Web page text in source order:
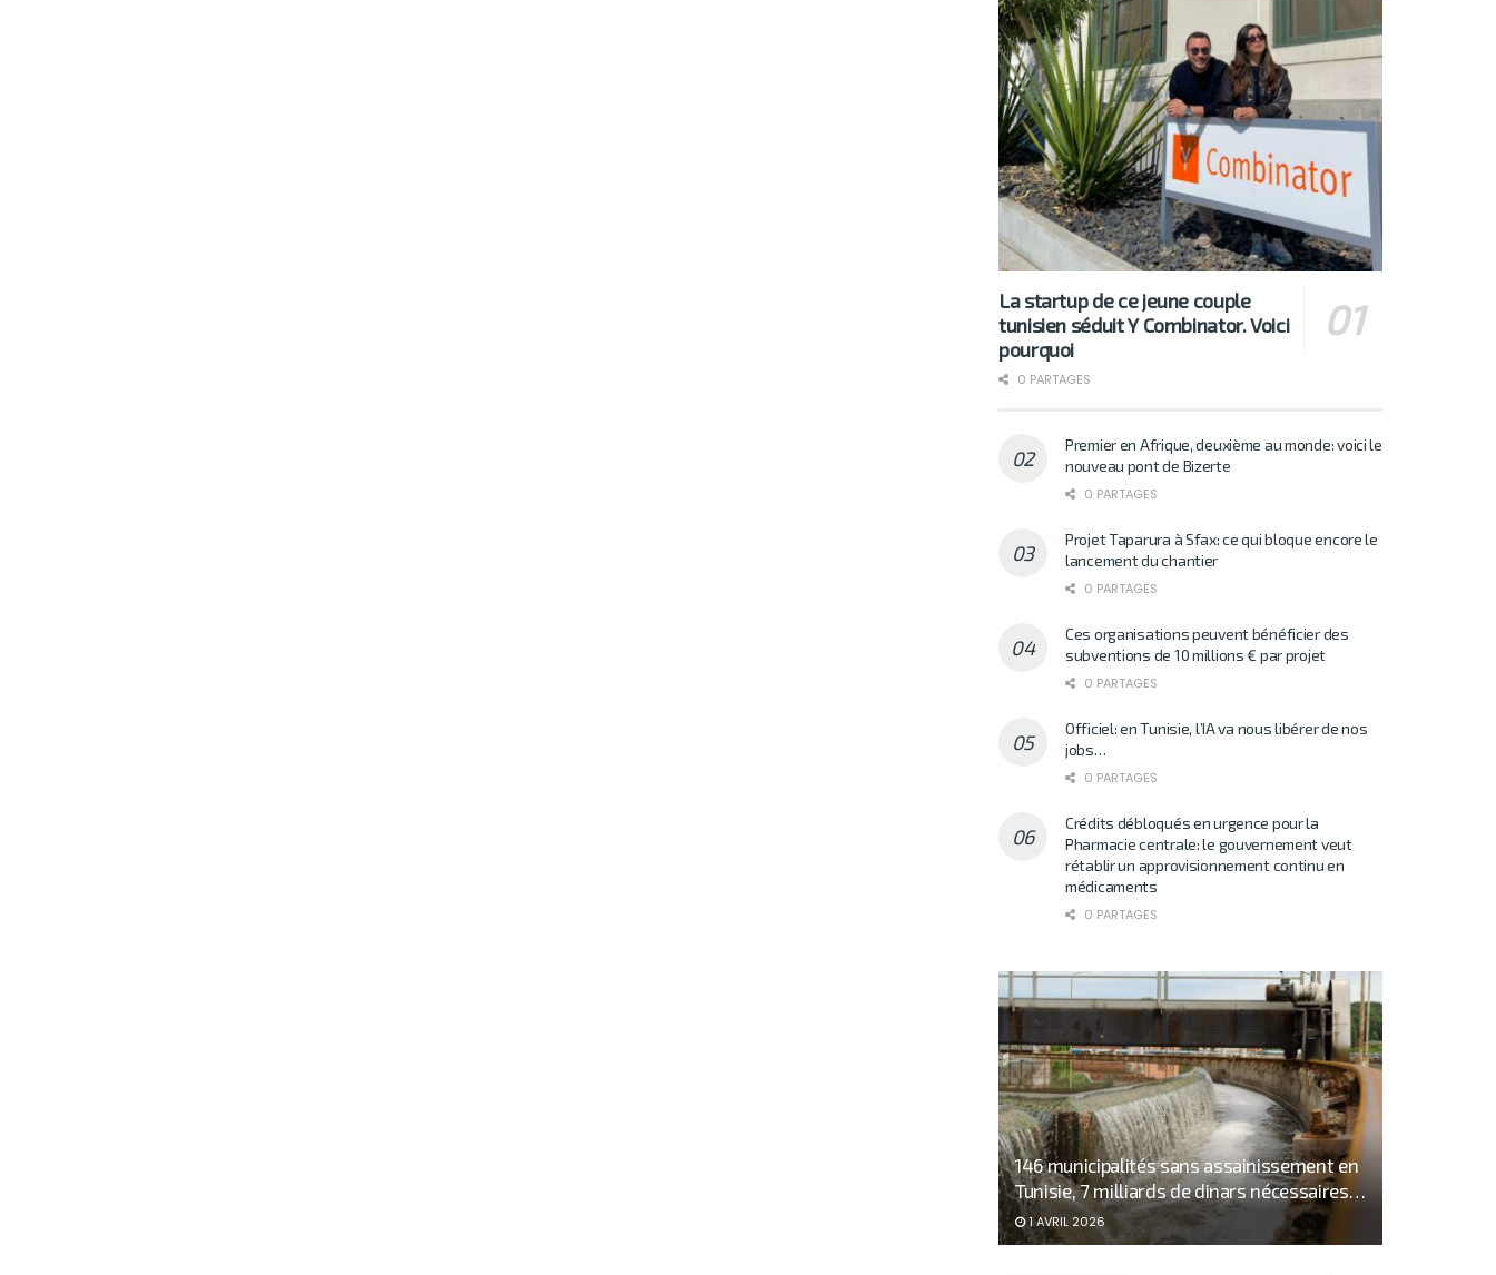
La startup de ce jeune couple
tunisien séduit Y Combinator. Voici
pourquoi
0 PARTAGES
Premier en Afrique, deuxième au monde: voici le
nouveau pont de Bizerte
0 PARTAGES
Projet Taparura à Sfax: ce qui bloque encore le
lancement du chantier
0 PARTAGES
Ces organisations peuvent bénéficier des
subventions de 10 millions € par projet
0 PARTAGES
Officiel: en Tunisie, l’IA va nous libérer de nos
jobs…
0 PARTAGES
Crédits débloqués en urgence pour la
Pharmacie centrale: le gouvernement veut
rétablir un approvisionnement continu en
médicaments
0 PARTAGES
146 municipalités sans assainissement en
Tunisie, 7 milliards de dinars nécessaires…
1 AVRIL 2026